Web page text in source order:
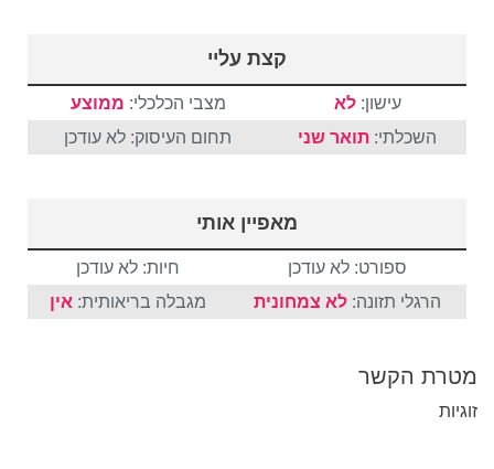
קצת עליי
עישון:לא מצבי הכלכלי: ממוצע
השכלתי: תואר שני תחום העיסוק: לא עודכן
מאפיין אותי
ספורט: לא עודכן
חיות: לא עודכן
הרגלי תזונה: לא צמחונית מגבלה בריאותית: אין
מטרת הקשר
זוגיות